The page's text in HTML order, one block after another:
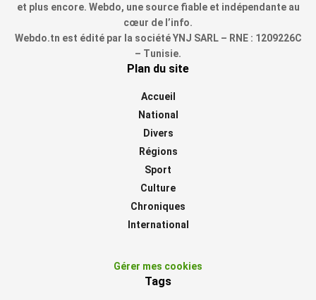
et plus encore. Webdo, une source fiable et indépendante au
cœur de l’info.
Webdo.tn est édité par la société YNJ SARL – RNE : 1209226C
– Tunisie.
Plan du site
Accueil
National
Divers
Régions
Sport
Culture
Chroniques
International
Gérer mes cookies
Tags